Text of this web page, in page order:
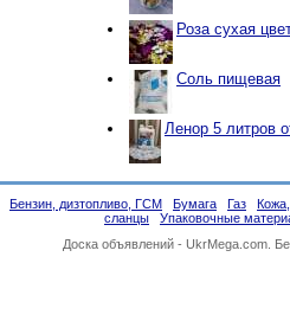
Роза сухая
Соль пищевая
Ленор 5 литров
Бензин, дизтопливо, ГСМ Бумага Газ
сланцы
Упаковочные
Доска объявлений - UkrMega.com.